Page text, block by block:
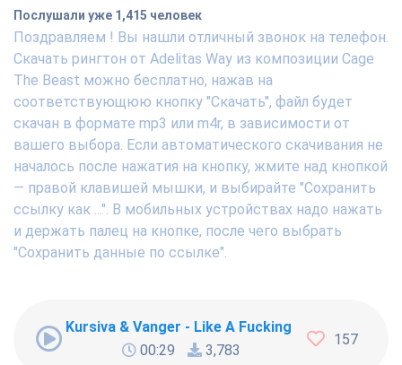
Послушали уже 1,415 человек
Поздравляем ! Вы нашли отличный звонок на телефон.
Скачать рингтон от Adelitas Way из композиции Cage
The Beast можно бесплатно, нажав на
соответствующюю кнопку "Скачать", файл будет
скачан в формате mp3 или m4r, в зависимости от
вашего выбора. Если автоматического скачивания не
началось после нажатия на кнопку, жмите над кнопкой
— правой клавишей мышки, и выбирайте "Сохранить
ссылку как ...". В мобильных устройствах надо нажать
и держать палец на кнопке, после чего выбрать
"Сохранить данные по ссылке".
Kursiva & Vanger - Like A Fucking Newbie
00:29
3,783
157